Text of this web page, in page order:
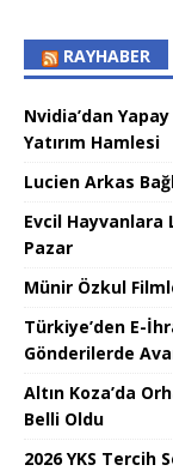
RAYHABER
Nvidia’dan
Yatırım Hamlesi
Lucien Arkas
Evcil Hayvanlara
Pazar
Münir Özkul
Türkiye’den E-
Gönderilerde
Altın Koza’da
Belli Oldu
2026 YKS Tercih